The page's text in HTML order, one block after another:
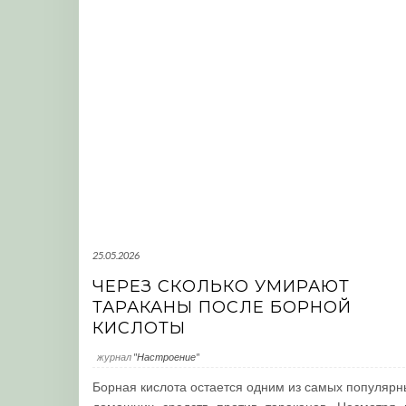
25.05.2026
ЧЕРЕЗ СКОЛЬКО УМИРАЮТ
ТАРАКАНЫ ПОСЛЕ БОРНОЙ
КИСЛОТЫ
журнал "Настроение"
Борная кислота остается одним из самых